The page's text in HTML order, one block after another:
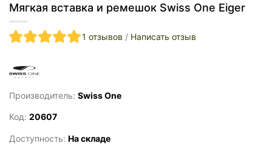
Мягкая вставка и ремешок Swiss One Eiger
1 отзывов / Написать отзыв
Производитель: Swiss One
Код: 20607
Доступность: На складе